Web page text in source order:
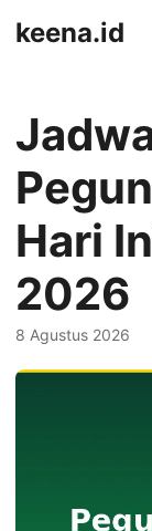
keena.id
Hari
2026
8 Agustus 2026